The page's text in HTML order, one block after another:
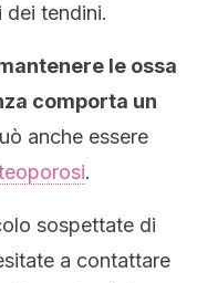
tendini.
le ossa
comporta un
anche essere
.
sospettate di
a contattare